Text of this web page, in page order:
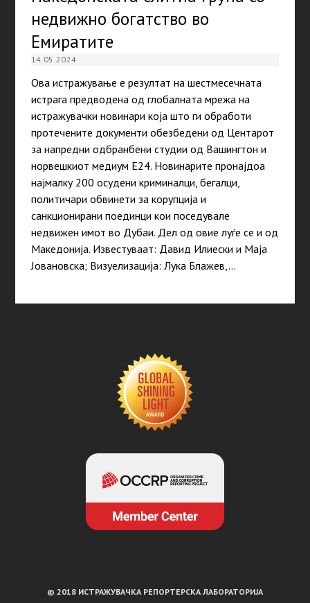
недвижно богатство во
Емиратите
14.05.2024
Ова истражување е резултат на шестмесечната
истрага предводена од глобалната мрежа на
истражувачки новинари која што ги обработи
протечените документи обезбедeни од Центарот
за напредни одбранбени студии од Вашингтон и
норвешкиот медиум Е24. Новинарите пронајдоа
најмалку 200 осудени криминалци, бегалци,
политичари обвинети за корупција и
санкционирани поединци кои поседувале
недвижен имот во Дубаи. Дел од овие луѓе се и од
Македонија. Известуваат: Давид Илиески и Маја
Јовановска; Визуелизација: Лука Блажев,…
© 2018 ИСТРАЖУВАЧКА РЕПОРТЕРСКА ЛАБОРАТОРИЈА